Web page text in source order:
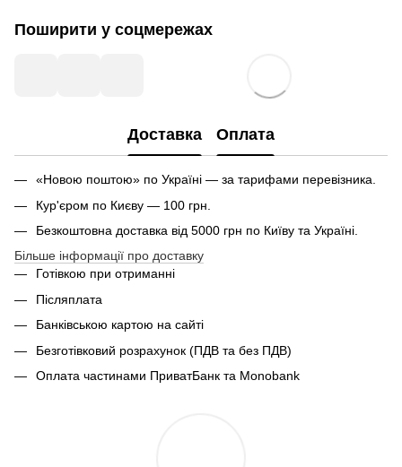
Поширити у соцмережах
Доставка Оплата
«Новою поштою» по Україні — за тарифами перевізника.
Кур'єром по Києву — 100 грн.
Безкоштовна доставка від 5000 грн по Київу та Україні.
Більше інформації про доставку
Готівкою при отриманні
Післяплата
Банківською картою на сайті
Безготівковий розрахунок (ПДВ та без ПДВ)
Оплата частинами ПриватБанк та Monobank